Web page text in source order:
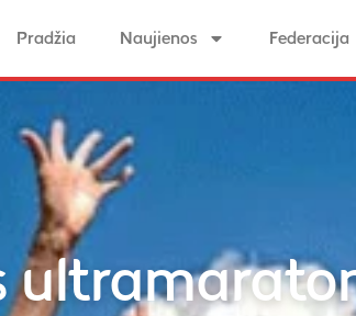
Pradžia Naujienos Federacija